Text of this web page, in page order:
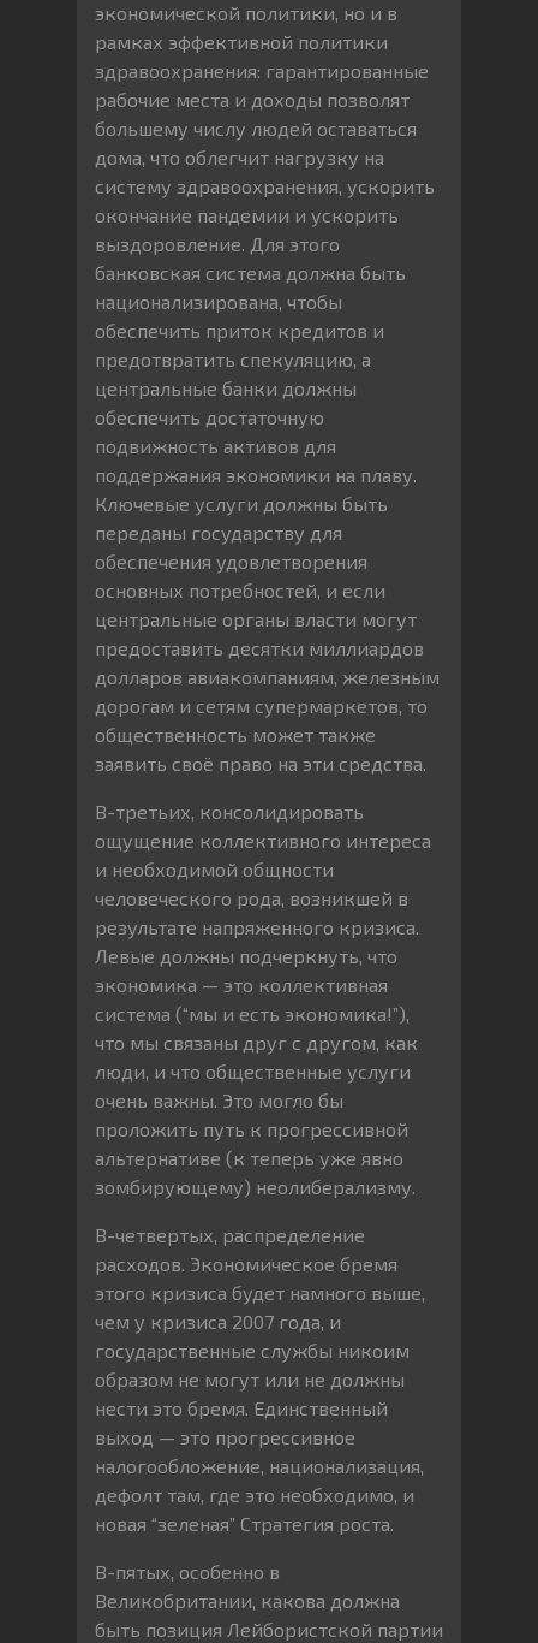
экономической политики, но и в
рамках эффективной политики
здравоохранения: гарантированные
рабочие места и доходы позволят
большему числу людей оставаться
дома, что облегчит нагрузку на
систему здравоохранения, ускорить
окончание пандемии и ускорить
выздоровление. Для этого
банковская система должна быть
национализирована, чтобы
обеспечить приток кредитов и
предотвратить спекуляцию, а
центральные банки должны
обеспечить достаточную
подвижность активов для
поддержания экономики на плаву.
Ключевые услуги должны быть
переданы государству для
обеспечения удовлетворения
основных потребностей, и если
центральные органы власти могут
предоставить десятки миллиардов
долларов авиакомпаниям, железным
дорогам и сетям супермаркетов, то
общественность может также
заявить своё право на эти средства.
В-третьих, консолидировать
ощущение коллективного интереса
и необходимой общности
человеческого рода, возникшей в
результате напряженного кризиса.
Левые должны подчеркнуть, что
экономика — это коллективная
система (“мы и есть экономика!”),
что мы связаны друг с другом, как
люди, и что общественные услуги
очень важны. Это могло бы
проложить путь к прогрессивной
альтернативе (к теперь уже явно
зомбирующему) неолиберализму.
В-четвертых, распределение
расходов. Экономическое бремя
этого кризиса будет намного выше,
чем у кризиса 2007 года, и
государственные службы никоим
образом не могут или не должны
нести это бремя. Единственный
выход — это прогрессивное
налогообложение, национализация,
дефолт там, где это необходимо, и
новая “зеленая” Стратегия роста.
В-пятых, особенно в
Великобритании, какова должна
быть позиция Лейбористской партии